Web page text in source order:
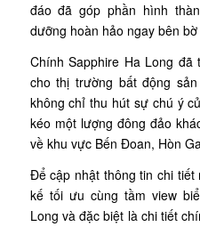
đáo đã góp phần hình
dưỡng hoàn hảo ngay bên
Chính Sapphire Ha Long
cho thị trường bất động
không chỉ thu hút sự chú ý
kéo một lượng đông đảo
về khu vực Bến Đoan, Hòn
Để cập nhật thông tin chi
kế tối ưu cùng tầm view
Long và đặc biệt là chi tiết